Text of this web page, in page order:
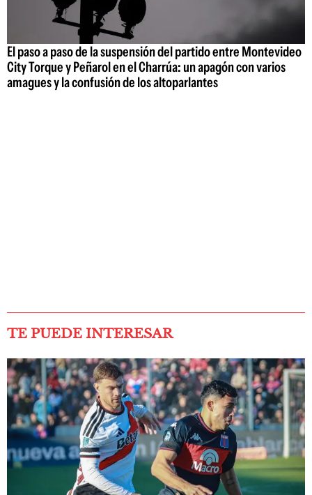
El paso a paso de la suspensión del partido entre Montevideo
City Torque y Peñarol en el Charrúa: un apagón con varios
amagues y la confusión de los altoparlantes
TE PUEDE INTERESAR